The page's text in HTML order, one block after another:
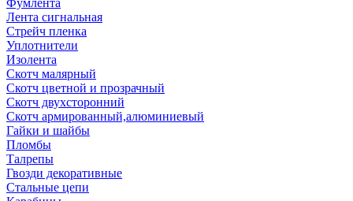
Фумлента
Лента сигнальная
Стрейч пленка
Уплотнители
Изолента
Скотч малярный
Скотч цветной и прозрачный
Скотч двухсторонний
Скотч армированный,алюминиевый
Гайки и шайбы
Пломбы
Талрепы
Гвозди декоративные
Стальные цепи